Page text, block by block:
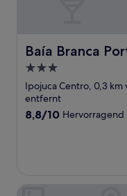
Baía Branca
Baía Branca Porto
3.0-
Sterne-
Unterkunft
Ipojuca Centro, 0,3 km
entfernt
8.8
8,8/10 Hervorragend